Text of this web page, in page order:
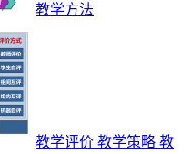
教学方法
教学评价 教学策略 教